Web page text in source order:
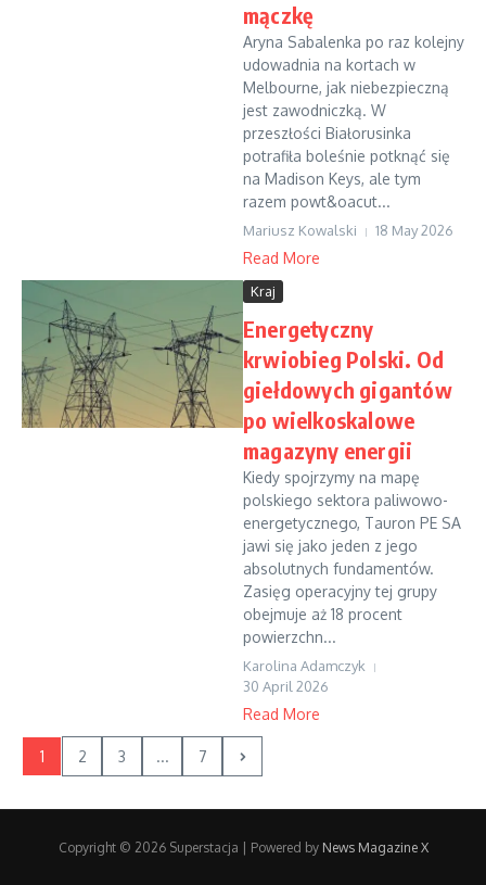
mączkę
Aryna Sabalenka po raz kolejny
udowadnia na kortach w
Melbourne, jak niebezpieczną
jest zawodniczką. W
przeszłości Białorusinka
potrafiła boleśnie potknąć się
na Madison Keys, ale tym
razem powt&oacut...
Mariusz Kowalski 18 May 2026
Read More
Kraj
Energetyczny
krwiobieg Polski. Od
giełdowych gigantów
po wielkoskalowe
magazyny energii
Kiedy spojrzymy na mapę
polskiego sektora paliwowo-
energetycznego, Tauron PE SA
jawi się jako jeden z jego
absolutnych fundamentów.
Zasięg operacyjny tej grupy
obejmuje aż 18 procent
powierzchn...
Karolina Adamczyk
30 April 2026
Read More
1 2 3 ... 7
Copyright © 2026 Superstacja | Powered by News Magazine X